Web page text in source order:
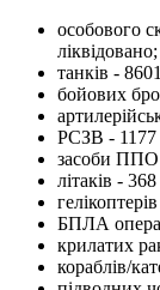
особового
ліквідовано;
танків -
бойових
РСЗВ - 1177
засоби ППО
літаків -
БПЛА
крилатих
кораблів/